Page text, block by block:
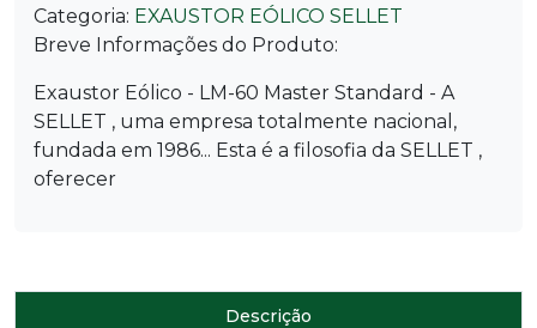
Categoria: EXAUSTOR EÓLICO SELLET
Breve Informações do Produto:
Exaustor Eólico - LM-60 Master Standard - A
SELLET , uma empresa totalmente nacional,
fundada em 1986... Esta é a filosofia da SELLET ,
oferecer
Descrição